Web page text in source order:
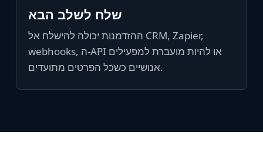
שלח לשלב הבא
ההזדמנות יכולה להישלח אל CRM, Zapier,
webhooks, ה-API או להיות מועברת למפעילים
אנושיים כשכל הפרטים מתועדים.